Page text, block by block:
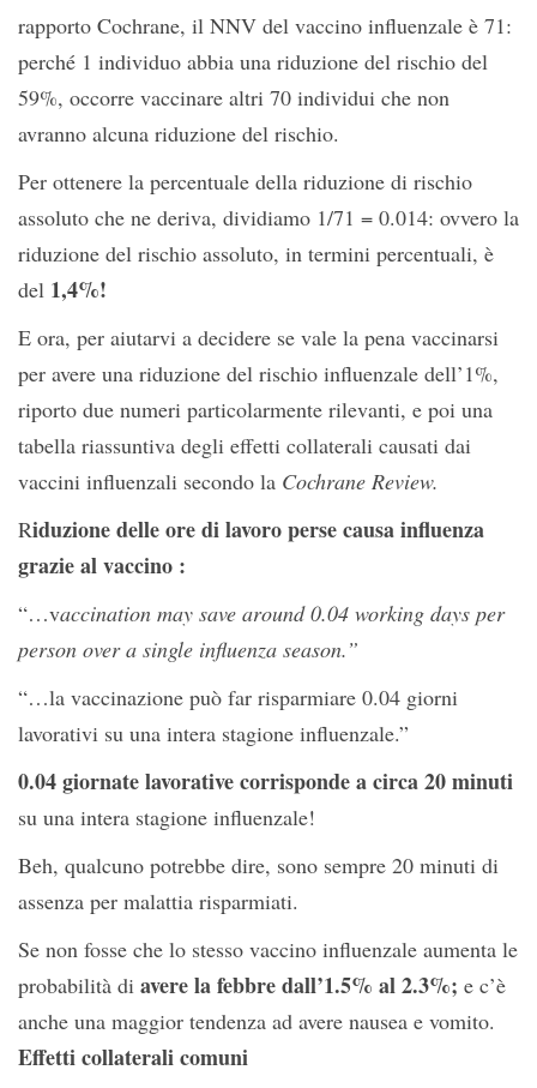
rapporto Cochrane, il NNV del vaccino influenzale è 71:
perché 1 individuo abbia una riduzione del rischio del
59%, occorre vaccinare altri 70 individui che non
avranno alcuna riduzione del rischio.
Per ottenere la percentuale della riduzione di rischio
assoluto che ne deriva, dividiamo 1/71 = 0.014: ovvero la
riduzione del rischio assoluto, in termini percentuali, è
del 1,4%!
E ora, per aiutarvi a decidere se vale la pena vaccinarsi
per avere una riduzione del rischio influenzale dell’1%,
riporto due numeri particolarmente rilevanti, e poi una
tabella riassuntiva degli effetti collaterali causati dai
vaccini influenzali secondo la Cochrane Review.
Riduzione delle ore di lavoro perse causa influenza
grazie al vaccino :
“…vaccination may save around 0.04 working days per
person over a single influenza season.”
“…la vaccinazione può far risparmiare 0.04 giorni
lavorativi su una intera stagione influenzale.”
0.04 giornate lavorative corrisponde a circa 20 minuti
su una intera stagione influenzale!
Beh, qualcuno potrebbe dire, sono sempre 20 minuti di
assenza per malattia risparmiati.
Se non fosse che lo stesso vaccino influenzale aumenta le
probabilità di avere la febbre dall’1.5% al 2.3%; e c’è
anche una maggior tendenza ad avere nausea e vomito.
Effetti collaterali comuni